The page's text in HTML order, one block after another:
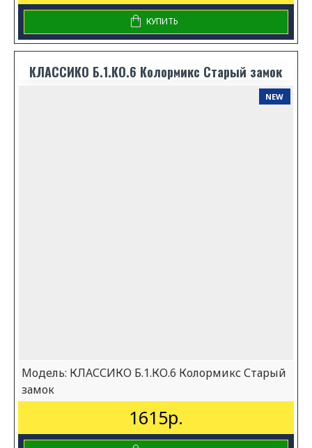
КУПИТЬ
КЛАССИКО Б.1.КО.6 Колормикс Старый замок
NEW
Модель: КЛАССИКО Б.1.КО.6 Колормикс Старый
замок
1615р.